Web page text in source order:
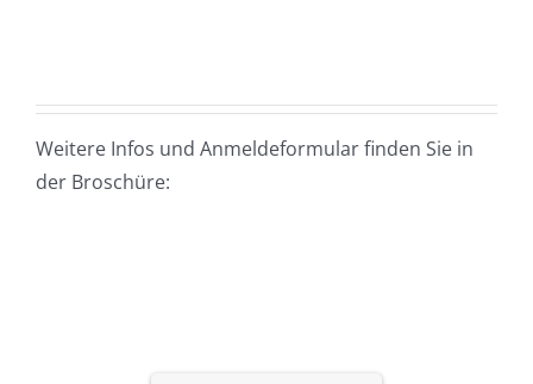
Weitere Infos und Anmeldeformular finden Sie in
der Broschüre: